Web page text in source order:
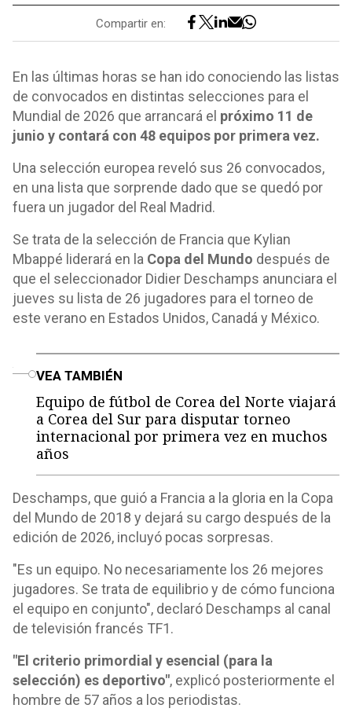
Compartir en:
En las últimas horas se han ido conociendo las listas
de convocados en distintas selecciones para el
Mundial de 2026 que arrancará el próximo 11 de
junio y contará con 48 equipos por primera vez.
Una selección europea reveló sus 26 convocados,
en una lista que sorprende dado que se quedó por
fuera un jugador del Real Madrid.
Se trata de la selección de Francia que Kylian
Mbappé liderará en la Copa del Mundo después de
que el seleccionador Didier Deschamps anunciara el
jueves su lista de 26 jugadores para el torneo de
este verano en Estados Unidos, Canadá y México.
VEA TAMBIÉN
Equipo de fútbol de Corea del Norte viajará
a Corea del Sur para disputar torneo
internacional por primera vez en muchos
años
Deschamps, que guió a Francia a la gloria en la Copa
del Mundo de 2018 y dejará su cargo después de la
edición de 2026, incluyó pocas sorpresas.
"Es un equipo. No necesariamente los 26 mejores
jugadores. Se trata de equilibrio y de cómo funciona
el equipo en conjunto", declaró Deschamps al canal
de televisión francés TF1.
"El criterio primordial y esencial (para la
selección) es deportivo", explicó posteriormente el
hombre de 57 años a los periodistas.